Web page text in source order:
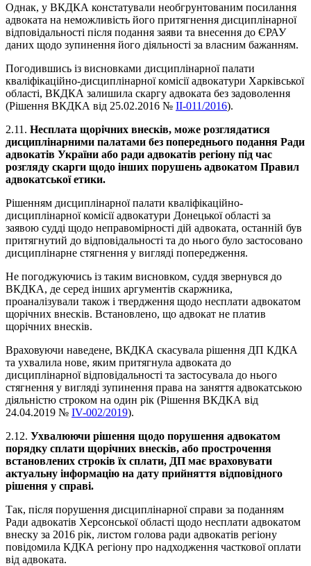
Однак, у ВКДКА констатували необгрунтованим посилання
адвоката на неможливість його притягнення дисциплінарної
відповідальності після подання заяви та внесення до ЄРАУ
даних щодо зупинення його діяльності за власним бажанням.
Погодившись із висновками дисциплінарної палати
кваліфікаційно-дисциплінарної комісії адвокатури Харківської
області, ВКДКА залишила скаргу адвоката без задоволення
(Рішення ВКДКА від 25.02.2016 № II-011/2016).
2.11. Несплата щорічних внесків, може розглядатися
дисциплінарними палатами без попереднього подання Ради
адвокатів України або ради адвокатів регіону під час
розгляду скарги щодо інших порушень адвокатом Правил
адвокатської етики.
Рішенням дисциплінарної палати кваліфікаційно-
дисциплінарної комісії адвокатури Донецької області за
заявою судді щодо неправомірності дій адвоката, останній був
притягнутий до відповідальності та до нього було застосовано
дисциплінарне стягнення у вигляді попередження.
Не погоджуючись із таким висновком, суддя звернувся до
ВКДКА, де серед інших аргументів скаржника,
проаналізували також і твердження щодо несплати адвокатом
щорічних внесків. Встановлено, що адвокат не платив
щорічних внесків.
Враховуючи наведене, ВКДКА скасувала рішення ДП КДКА
та ухвалила нове, яким притягнула адвоката до
дисциплінарної відповідальності та застосувала до нього
стягнення у вигляді зупинення права на заняття адвокатською
діяльністю строком на один рік (Рішення ВКДКА від
24.04.2019 № IV-002/2019).
2.12. Ухвалюючи рішення щодо порушення адвокатом
порядку сплати щорічних внесків, або прострочення
встановлених строків їх сплати, ДП має враховувати
актуальну інформацію на дату прийняття відповідного
рішення у справі.
Так, після порушення дисциплінарної справи за поданням
Ради адвокатів Херсонської області щодо несплати адвокатом
внеску за 2016 рік, листом голова ради адвокатів регіону
повідомила КДКА регіону про надходження часткової оплати
від адвоката.